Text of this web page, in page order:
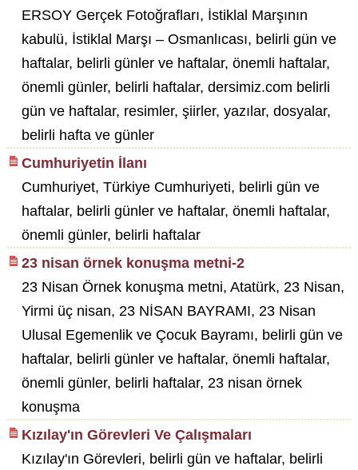
ERSOY Gerçek Fotoğrafları, İstiklal Marşının
kabulü, İstiklal Marşı – Osmanlıcası, belirli gün ve
haftalar, belirli günler ve haftalar, önemli haftalar,
önemli günler, belirli haftalar, dersimiz.com belirli
gün ve haftalar, resimler, şiirler, yazılar, dosyalar,
belirli hafta ve günler
Cumhuriyetin İlanı
Cumhuriyet, Türkiye Cumhuriyeti, belirli gün ve
haftalar, belirli günler ve haftalar, önemli haftalar,
önemli günler, belirli haftalar
23 nisan örnek konuşma metni-2
23 Nisan Örnek konuşma metni, Atatürk, 23 Nisan,
Yirmi üç nisan, 23 NİSAN BAYRAMI, 23 Nisan
Ulusal Egemenlik ve Çocuk Bayramı, belirli gün ve
haftalar, belirli günler ve haftalar, önemli haftalar,
önemli günler, belirli haftalar, 23 nisan örnek
konuşma
Kızılay'ın Görevleri Ve Çalışmaları
Kızılay'ın Görevleri, belirli gün ve haftalar, belirli